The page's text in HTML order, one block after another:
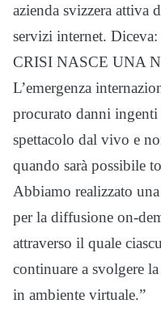
azienda svizzera attiva
servizi internet.
CRISI NASCE UNA
L’emergenza
procurato danni
spettacolo dal vivo e
quando sarà possibile
Abbiamo realizzato
per la diffusione on-
attraverso il quale
continuare a svolgere
in ambiente virtuale.”